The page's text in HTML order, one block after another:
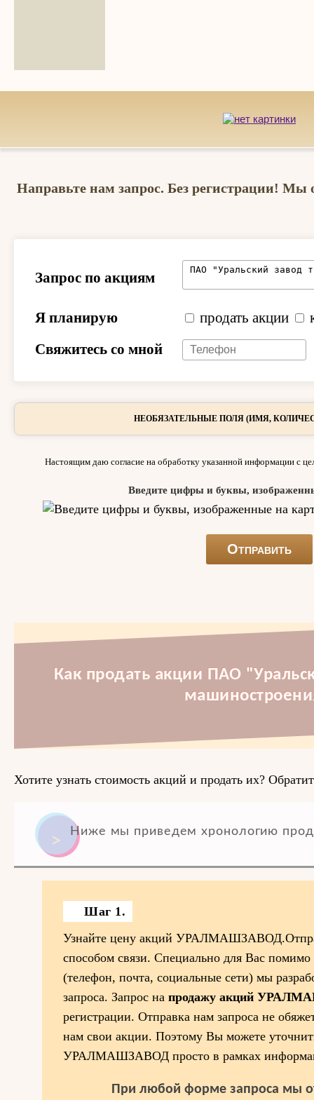
Направьте нам запрос. Без регистрации! Мы
Запрос по акциям
Я планирую продать акции
Свяжитесь со мной
НЕОБЯЗАТЕЛЬНЫЕ ПОЛЯ (ИМЯ,
Настоящим даю согласие на обработку указанной информации с
Введите цифры и буквы,
Как продать акции ПАО
Хотите узнать стоимость акций и продать их?
Ниже мы приведем хронологию
Шаг 1.
Узнайте цену акций
способом связи. Специально для Вас помимо
(телефон, почта, социальные сети) мы
запроса. Запрос на продажу акций
регистрации. Отправка нам запроса не
нам свои акции. Поэтому Вы можете
УРАЛМАШЗАВОД просто в рамках
При любой форме запроса мы